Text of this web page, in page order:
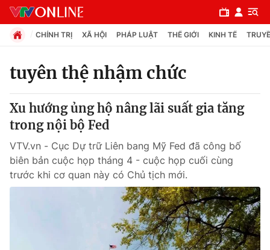
Chuyên mục
Chính trị
Xã hội
Pháp luật
CHÍNH TRỊ XÃ HỘI PHÁP LUẬT THẾ GIỚI KINH TẾ
tuyên thệ nhậm chức
Xu hướng ủng hộ nâng lãi suất gia tăng
trong nội bộ Fed
VTV.vn - Cục Dự trữ Liên bang Mỹ Fed đã công bố
biên bản cuộc họp tháng 4 - cuộc họp cuối cùng
trước khi cơ quan này có Chủ tịch mới.